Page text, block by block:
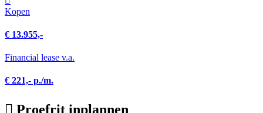
Kopen
€ 13.955,-
Financial lease v.a.
€ 221,- p./m.
Proefrit inplannen